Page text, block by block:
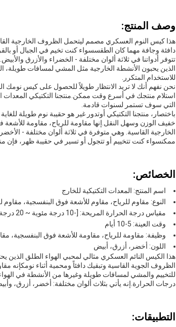
وصف المنتج:
هذا كيس النوم العسكري مصمم ليتحمل الظروف الخارجية
دافئة وجافة مهما كان الطقسسواء كنت تخيم في الجبال أو
تتوفر أدواتنا في ثلاثة ألوان مختلفة - الخضراء والأزرق
الذين يحبون الأنشطة الخارجية مثل المشي لمسافات طويلة،
للاستخدام المتكرر.
استلام منتجك في أسرع وقت ممكن.منتجنا التكتيكي المعدات
التي سوف تستمر لسنوات قادمة.
خفيف الوزن وسهل النقل.إنها مقاومة للرياح، مقاومة
الخارجية القاسية. وهي متوفرة في ثلاثة ألوان مختلفة -
ممكنسواء كنت تتخييم أو تتجول أو تسير في حقيبة ظهر، فإن
الخصائص:
اسم المنتج: المعدات التكتيكية للخارج
النوع: مقاوم للرياح، مقاوم للأشعة فوق البنفسجية، مقاوم
مقياس درجة الحرارة المريحة: [-10 درجة مئوية ~ 20 درجة مئوية]
وقت العينة: 5-10 أيام
وظيفة: مقاومة للرياح، مقاومة للأشعة فوق البنفسجية،
اللون: أخضر، أزرق، أبيض
هذا الكيس النائم العسكري مثالي لمحبي الهواء الطلق الذين
الظروف الجوية القاسية وتبقيك دافئاً ومحمية أثناء نومكإنه
للتخييم والمشي لمسافات طويلة وغيرها من الأنشطة في
درجات الحرارة.إنه يأتي بثلاث ألوان مختلفة: أخضر، أزرق، وأبيض. أطلب
التطبيقات: